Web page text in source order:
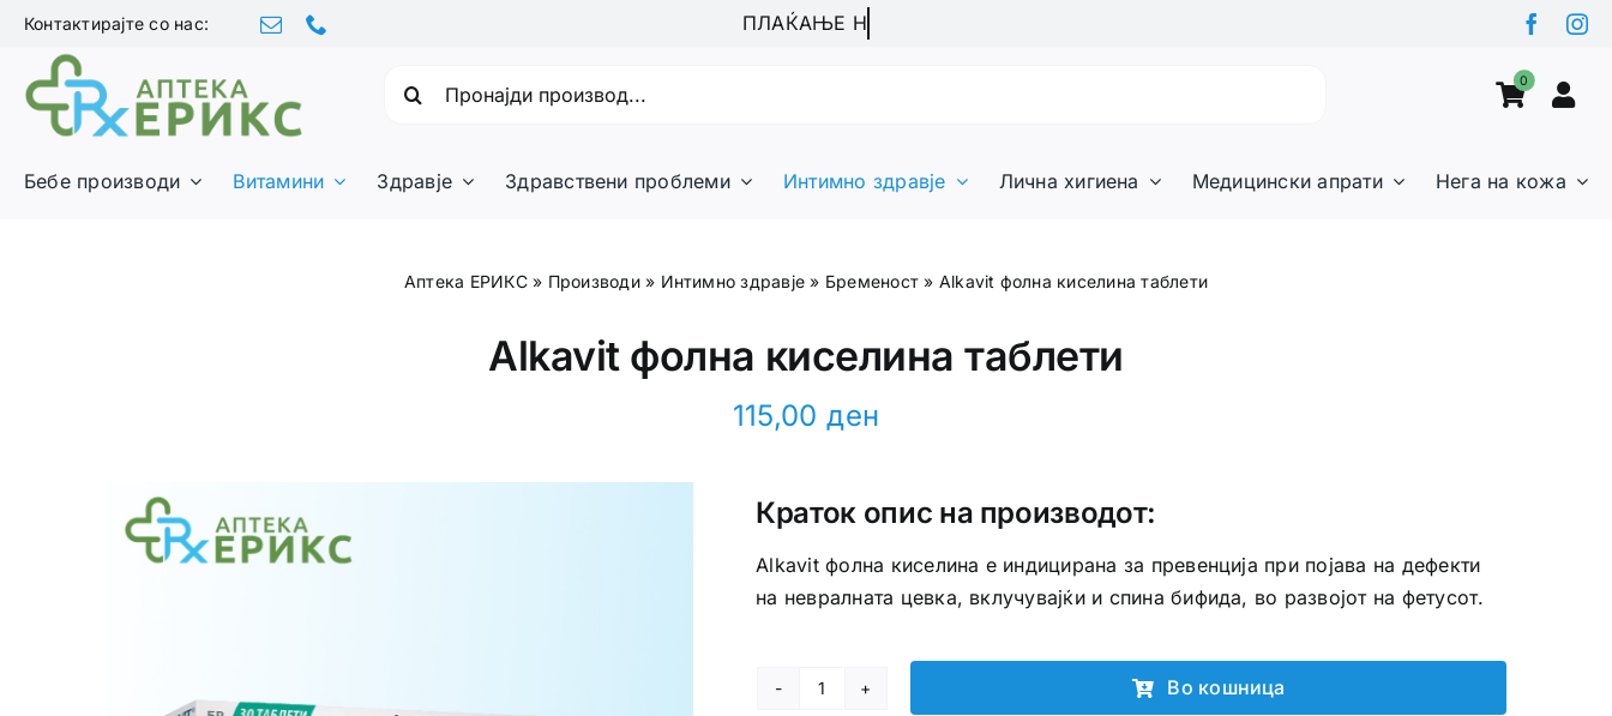
Skip
content
Контактирајте со нас:
0
Бебе производи Витамини Здравје Здравствени проблеми Интимно здравје Лична хигиена Медицински апрати Нега на кожа
Аптека ЕРИКС» Производи» Интимно здравје » Бременост » Alkavit фолна киселина таблети
Alkavit фолна киселина таблети
115,00ден
Краток опис на производот:
Alkavit фолна киселина е индицирана за превенција при појава на дефекти
на невралната цевка, вклучувајќи и спина бифида, во развојот на фетусот.
Alkavit
Во кошница